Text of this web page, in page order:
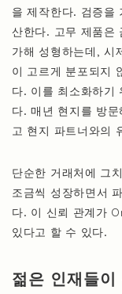
을 제작한다. 검증을
산한다. 고무 제품은
가해 성형하는데, 시
이 고르게 분포되지
다. 이를 최소화하기
다. 매년 현지를 방
고 현지 파트너와의
단순한 거래처에 그
조금씩 성장하면서
다. 이 신뢰 관계가
있다고 할 수 있다.
젊은 인재들